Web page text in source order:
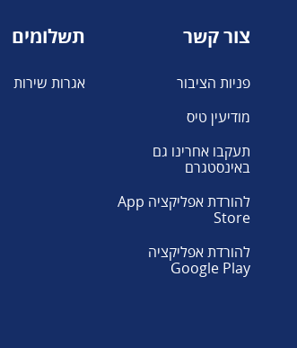
צור קשר
פניות הציבור
מודיעין טיס
תעקבו אחרינו גם
באינסטגרם
להורדת אפליקציה App
Store
להורדת אפליקציה
Google Play
תשלומים
אגרות שירות